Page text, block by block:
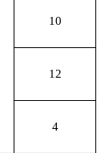
10
12
4